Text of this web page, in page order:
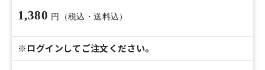
1,380 円（税込・送料込）
※ログインしてご注文ください。